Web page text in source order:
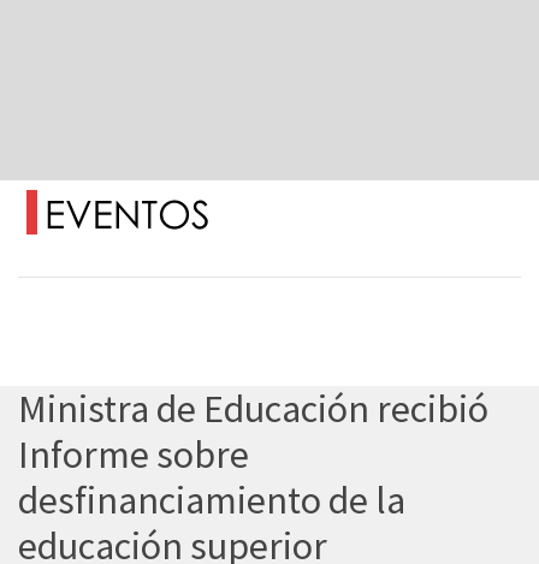
Ministra de Educación recibió
Informe sobre
desfinanciamiento de la
educación superior